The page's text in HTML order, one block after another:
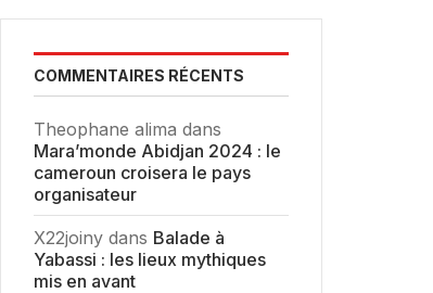
COMMENTAIRES RÉCENTS
Theophane alima dans
Mara’monde Abidjan 2024 : le
cameroun croisera le pays
organisateur
X22joiny dans Balade à
Yabassi : les lieux mythiques
mis en avant